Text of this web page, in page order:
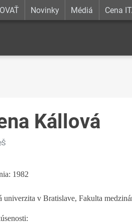
Novinky Médiá Cena
Kállová
1982
univerzita v Bratislave, Fakulta